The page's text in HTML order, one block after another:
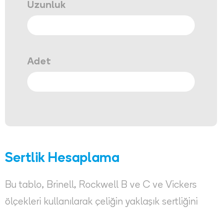
Uzunluk
Adet
Sertlik Hesaplama
Bu tablo, Brinell, Rockwell B ve C ve Vickers
ölçekleri kullanılarak çeliğin yaklaşık sertliğini